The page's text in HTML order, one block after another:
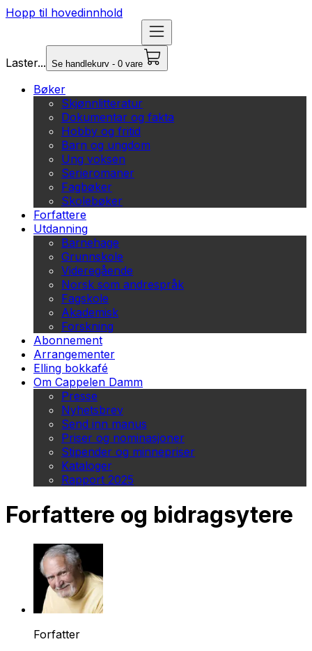
Hopp til hovedinnhold
Laster... Se handlekurv - 0 vare
Bøker
Skjønnlitteratur
Dokumentar og fakta
Hobby og fritid
Barn og ungdom
Ung voksen
Serieromaner
Fagbøker
Skolebøker
Forfattere
Utdanning
Barnehage
Grunnskole
Videregående
Norsk som andrespråk
Fagskole
Akademisk
Forskning
Abonnement
Arrangementer
Elling bokkafé
Om Cappelen Damm
Presse
Nyhetsbrev
Send inn manus
Priser og nominasjoner
Stipender og minnepriser
Kataloger
Rapport 2025
Forfattere og bidragsytere
Forfatter